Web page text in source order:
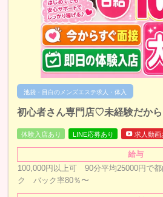
池袋・目白のメンズエステ求人・体入
初心者さん専門店♡未経験だから
体験入店あり LINE応募あり 求人動画
給与
100,000円以上可 90分平均25000円で都
ク バック率80％〜